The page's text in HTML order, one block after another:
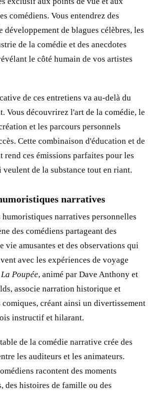
comédiens. Vous entendrez des
développement de blagues célèbres, les
de la comédie et des anecdotes
le côté humain de vos artistes
de ces entretiens va au-delà du
Vous découvrirez l'art de la comédie, le
et les parcours personnels
Cette combinaison d'éducation et de
rend ces émissions parfaites pour les
de la substance tout en riant.
narratives
humoristiques narratives personnelles
des comédiens partageant des
vie amusantes et des observations qui
avec les expériences de voyage
La Poupée, animé par Dave Anthony et
associe narration historique et
comiques, créant ainsi un divertissement
instructif et hilarant.
de la comédie narrative crée des
les auditeurs et les animateurs.
racontent des moments
des histoires de famille ou des